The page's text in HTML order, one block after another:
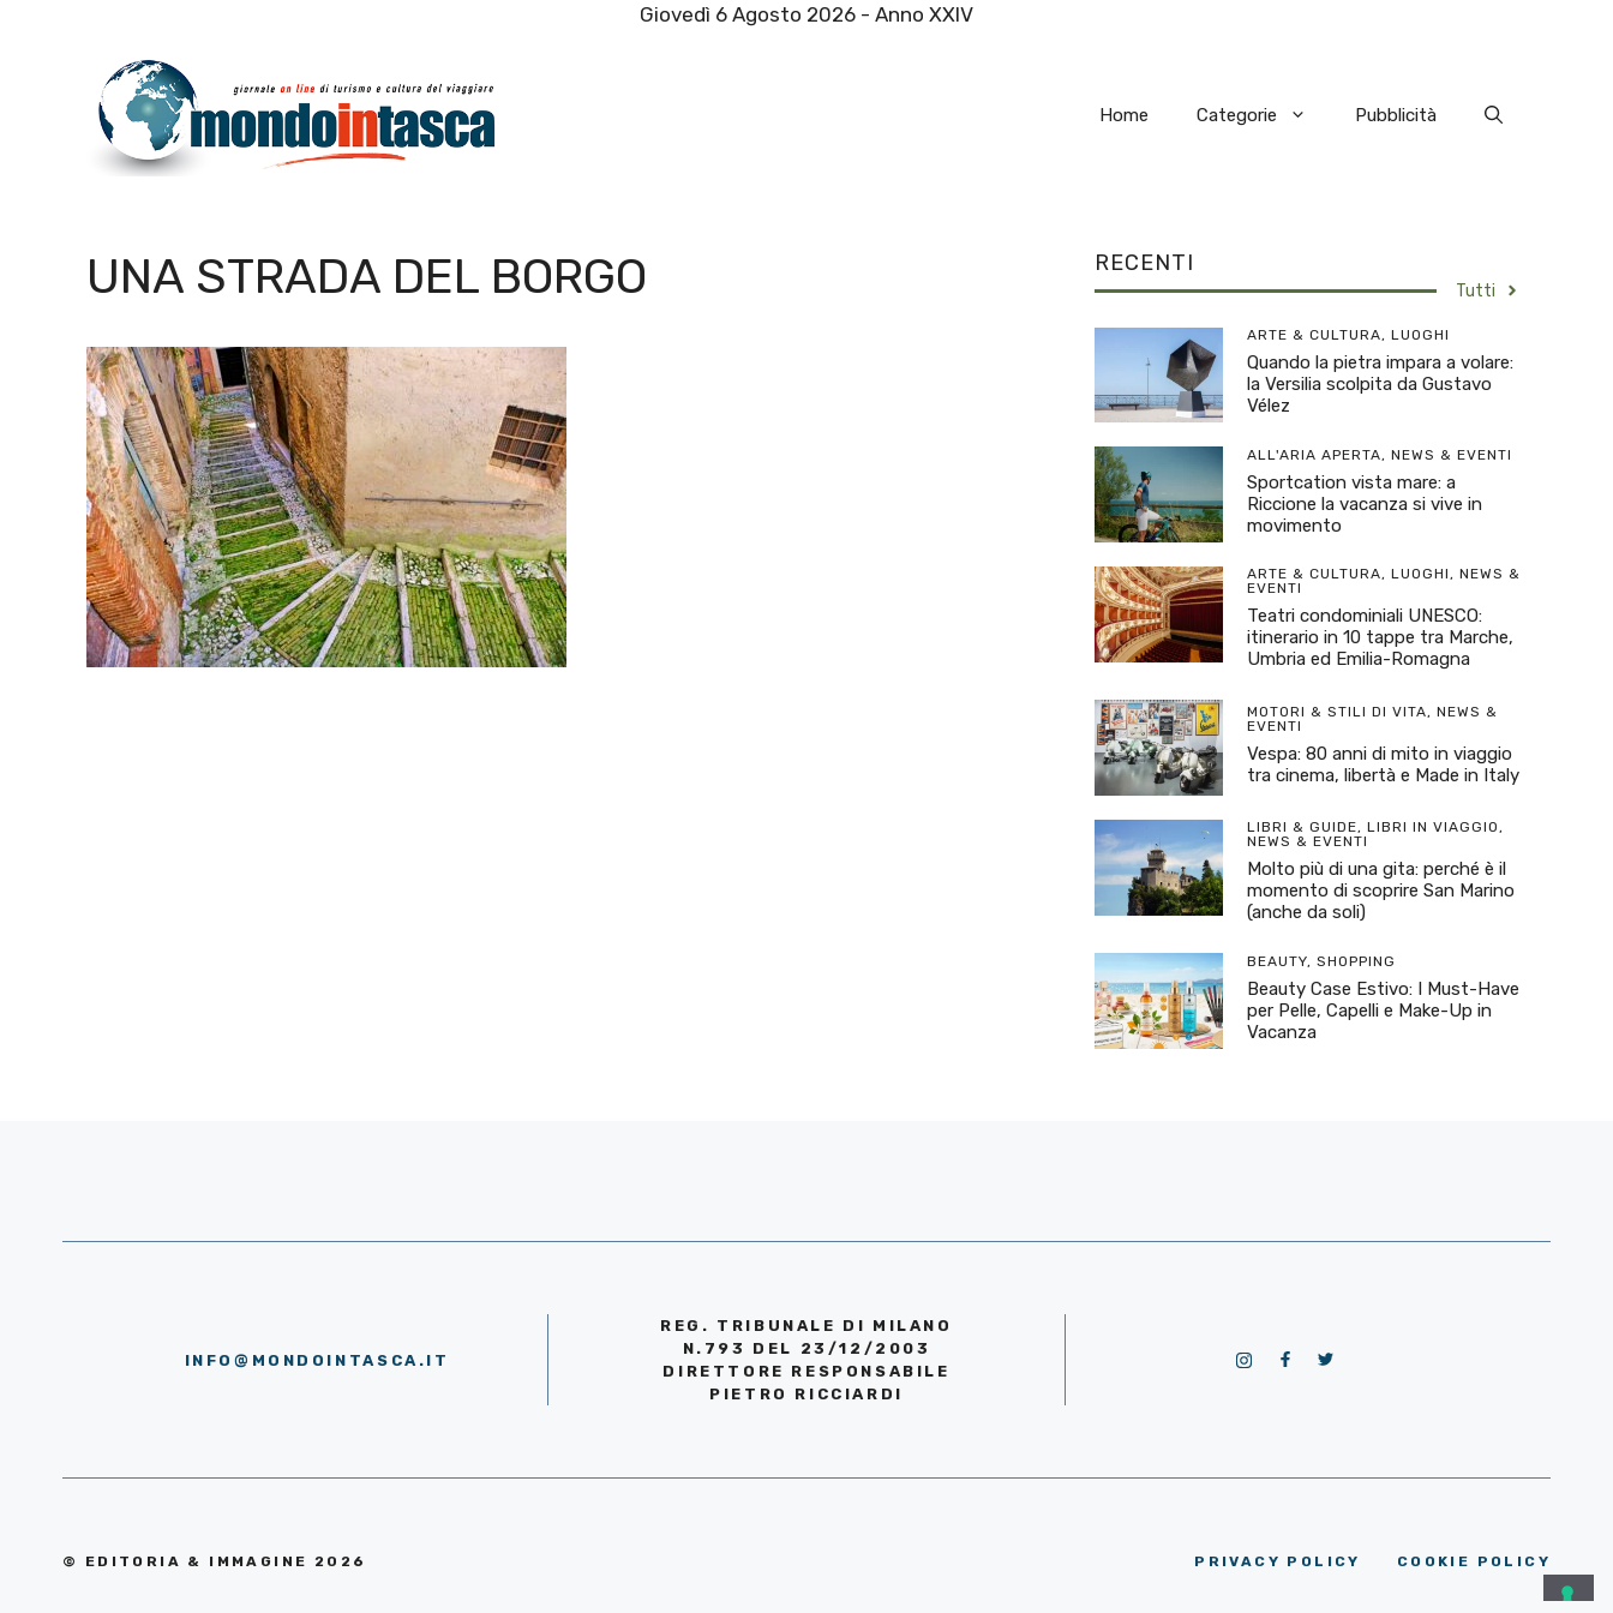
Giovedì 6 Agosto 2026 - Anno XXIV
Home Categorie Pubblicità
UNA STRADA DEL BORGO RECENTI
Tutti
ARTE & CULTURA, LUOGHI
Quando la pietra impara a volare:
la Versilia scolpita da Gustavo
Vélez
ALL'ARIA APERTA, NEWS & EVENTI
Sportcation vista mare: a
Riccione la vacanza si vive in
movimento
ARTE & CULTURA, LUOGHI, NEWS &
EVENTI
Teatri condominiali UNESCO:
itinerario in 10 tappe tra Marche,
Umbria ed Emilia-Romagna
MOTORI & STILI DI VITA, NEWS &
EVENTI
Vespa: 80 anni di mito in viaggio
tra cinema, libertà e Made in Italy
LIBRI & GUIDE, LIBRI IN VIAGGIO,
NEWS & EVENTI
Molto più di una gita: perché è il
momento di scoprire San Marino
(anche da soli)
BEAUTY, SHOPPING
Beauty Case Estivo: I Must-Have
per Pelle, Capelli e Make-Up in
Vacanza
INFO@MONDOINTASCA.IT
REG. TRIBUNALE DI MILANO
N.793 DEL 23/12/2003
DIRETTORE RESPONSABILE
PIETRO RICCIARDI
© EDITORIA & IMMAGINE 2026 PRIVACY POLICY COOKIE POLICY